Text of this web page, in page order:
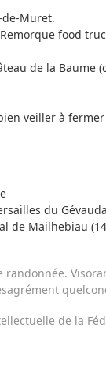
Muret.
food
de la
veiller à
du
de Mailhebiau
de la